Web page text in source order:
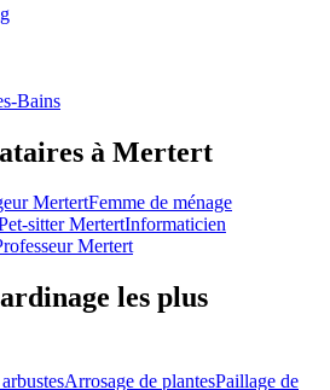
Bains
à Mertert
MertertFemme de ménage
sitter MertertInformaticien
Mertert
les plus
Arrosage de plantesPaillage de